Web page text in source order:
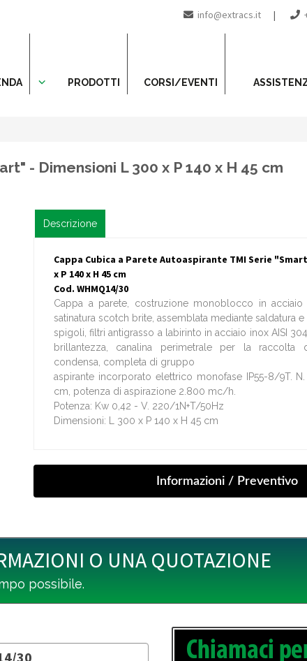
info@extracs.it |
PRODOTTI CORSI/EVENTI
- Dimensioni L 300 x P 140 x H 45 cm
Descrizione
Cappa Cubica a Parete Autoaspirante TMI Serie
x P 140 x H 45 cm
Cod. WHMQ14/30
Cappa a parete, costruzione monoblocco in acciaio
satinatura scotch brite, assemblata mediante saldatura
spigoli, filtri antigrasso a labirinto in acciaio inox AISI
brillantezza, canalina perimetrale per la
condensa, completa di gruppo
aspirante incorporato elettrico monofase IP55-8/9T.
cm, potenza di aspirazione 2.800 mc/h.
Potenza: Kw 0,42 - V. 220/1N+T/50Hz
Dimensioni: L 300 x P 140 x H 45 cm
O UNA QUOTAZIONE
possibile.